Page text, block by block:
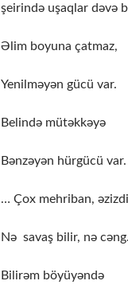
şeirində uşaqlar dəvə
Əlim boyuna çatmaz,
Yenilməyən gücü var.
Belində mütəkkəyə
Bənzəyən hürgücü var.
… Çox mehriban,
Nə savaş bilir, nə cəng.
Bilirəm böyüyəndə